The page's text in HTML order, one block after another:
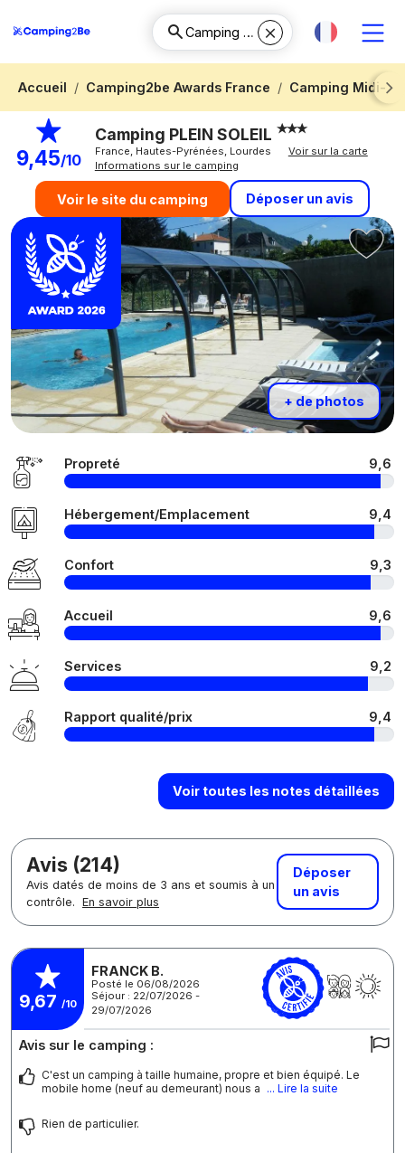
Accueil Camping2be Awards France
Camping Midi-
Next
9,45/10
Camping PLEIN SOLEIL
France, Hautes-Pyrénées, Lourdes
Voir sur la carte
Informations sur le camping
Voir le site du camping Déposer un avis
+ de photos
Propreté 9,6
Hébergement/Emplacement 9,4
Confort 9,3
Accueil 9,6
Services 9,2
Rapport qualité/prix 9,4
Voir toutes les notes détaillées
Avis (214)
Avis datés de moins de 3 ans et soumis à un
contrôle. En savoir plus
Déposer
un avis
9,67 /10
FRANCK B.
Posté le 06/08/2026
Séjour : 22/07/2026 -
29/07/2026
Avis sur le camping :
C'est un camping à taille humaine, propre et bien équipé. Le
mobile home (neuf au demeurant) nous a ... Lire la suite
Rien de particulier.